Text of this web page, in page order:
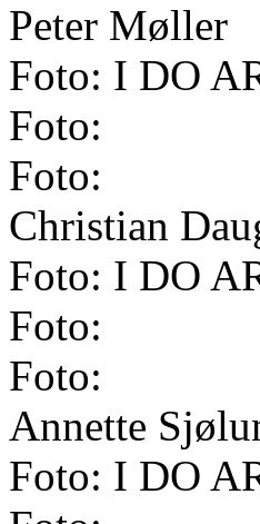
Peter Møller
Foto: I DO
Foto:
Foto:
Christian
Foto: I DO
Foto:
Foto:
Annette
Foto: I DO